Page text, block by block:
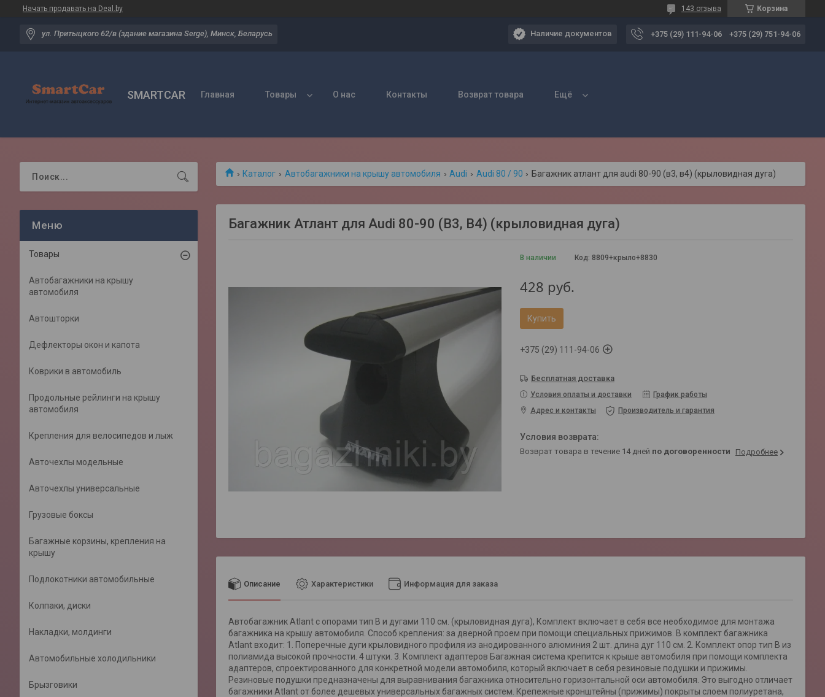
Начать продавать на Deal.by Корзина
143 отзыва
ул. Притыцкого 62/в (здание магазина Serge), Минск, Беларусь Наличие документов +375 (29) 111-94-06 +375 (29) 751-94-06
SMARTCAR Главная Товары О нас Контакты Возврат товара Ещё
Каталог Автобагажники на крышу автомобиля Audi Audi 80 / 90 Багажник атлант для audi 80-90 (в3, в4) (крыловидная дуга)
Багажник Атлант для Audi 80-90 (В3, В4) (крыловидная дуга)
В наличии Код: 8809+крыло+8830
428 руб.
Купить
+375 (29) 111-94-06
Бесплатная доставка
Условия оплаты и доставки
График работы
Адрес и контакты
Производитель и гарантия
возврат товара в течение 14 дней по договоренности Подробнее
Описание Характеристики Информация для заказа
Автобагажник Atlant с опорами тип B и дугами 110 см. (крыловидная дуга), Комплект включает в себя все необходимое для монтажа
багажника на крышу автомобиля. Способ крепления: за дверной проем при помощи специальных прижимов. В комплект багажника
Atlant входит: 1. Поперечные дуги крыловидного профиля из анодированного алюминия 2 шт. длина дуг 110 см. 2. Комплект опор тип B из
полиамида высокой прочности. 4 штуки. 3. Комплект адаптеров Багажная система крепится к крыше автомобиля при помощи комплекта
адаптеров, спроектированного для конкретной модели автомобиля, который включает в себя резиновые подушки и прижимы.
Резиновые подушки предназначены для выравнивания багажника относительно горизонтальной оси автомобиля. Это выгодно отличает
багажники Atlant от более дешевых универсальных багажных систем. Крепежные кронштейны (прижимы) покрыты слоем полиуретана,
Товары
Автобагажники на крышу
автомобиля
Автошторки
Дефлекторы окон и капота
Коврики в автомобиль
Продольные рейлинги на крышу
автомобиля
Крепления для велосипедов и лыж
Авточехлы модельные
Авточехлы универсальные
Грузовые боксы
Багажные корзины, крепления на
крышу
Подлокотники автомобильные
Колпаки, диски
Накладки, молдинги
Автомобильные холодильники
Брызговики